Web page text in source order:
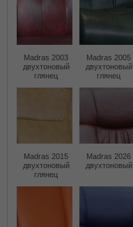
Madras 2003
двухтоновый
глянец
Madras 2005
двухтоновый
глянец
Madras 2015
двухтоновый
глянец
Madras 2026
двухтоновый